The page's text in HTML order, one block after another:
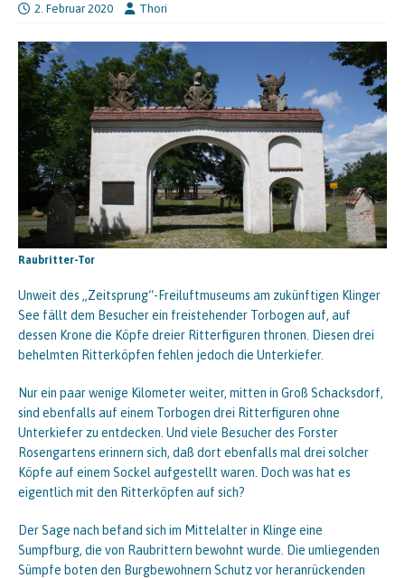
2. Februar 2020 Thori
Raubritter-Tor
Unweit des „Zeitsprung“-Freiluftmuseums am zukünftigen Klinger
See fällt dem Besucher ein freistehender Torbogen auf, auf
dessen Krone die Köpfe dreier Ritterfiguren thronen. Diesen drei
behelmten Ritterköpfen fehlen jedoch die Unterkiefer.
Nur ein paar wenige Kilometer weiter, mitten in Groß Schacksdorf,
sind ebenfalls auf einem Torbogen drei Ritterfiguren ohne
Unterkiefer zu entdecken. Und viele Besucher des Forster
Rosengartens erinnern sich, daß dort ebenfalls mal drei solcher
Köpfe auf einem Sockel aufgestellt waren. Doch was hat es
eigentlich mit den Ritterköpfen auf sich?
Der Sage nach befand sich im Mittelalter in Klinge eine
Sumpfburg, die von Raubrittern bewohnt wurde. Die umliegenden
Sümpfe boten den Burgbewohnern Schutz vor heranrückenden